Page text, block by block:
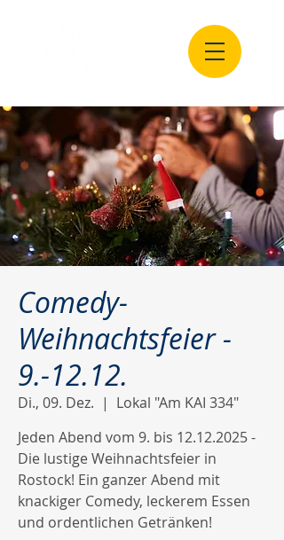
Comedy-
Weihnachtsfeier -
9.-12.12.
Di., 09. Dez.
  |
Lokal "Am KAI 334"
Jeden Abend vom 9. bis 12.12.2025 -
Die lustige Weihnachtsfeier in
Rostock! Ein ganzer Abend mit
knackiger Comedy, leckerem Essen
und ordentlichen Getränken!